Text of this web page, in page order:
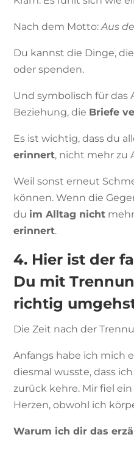
Nach dem Motto:Aus
Du kannst die Dinge,
oder spenden.
Und symbolisch für das
Beziehung, die Briefe
Es ist wichtig, dass du
erinnert, nicht mehr zu
Weil sonst erneut
können. Wenn die
du im Alltag nicht
erinnert.
4. Hier ist der
Du mit
richtig
Die Zeit nach der
Anfangs habe ich mich
diesmal wusste, dass
zurück kehre. Mir fiel
Herzen, obwohl ich
Warum ich dir das